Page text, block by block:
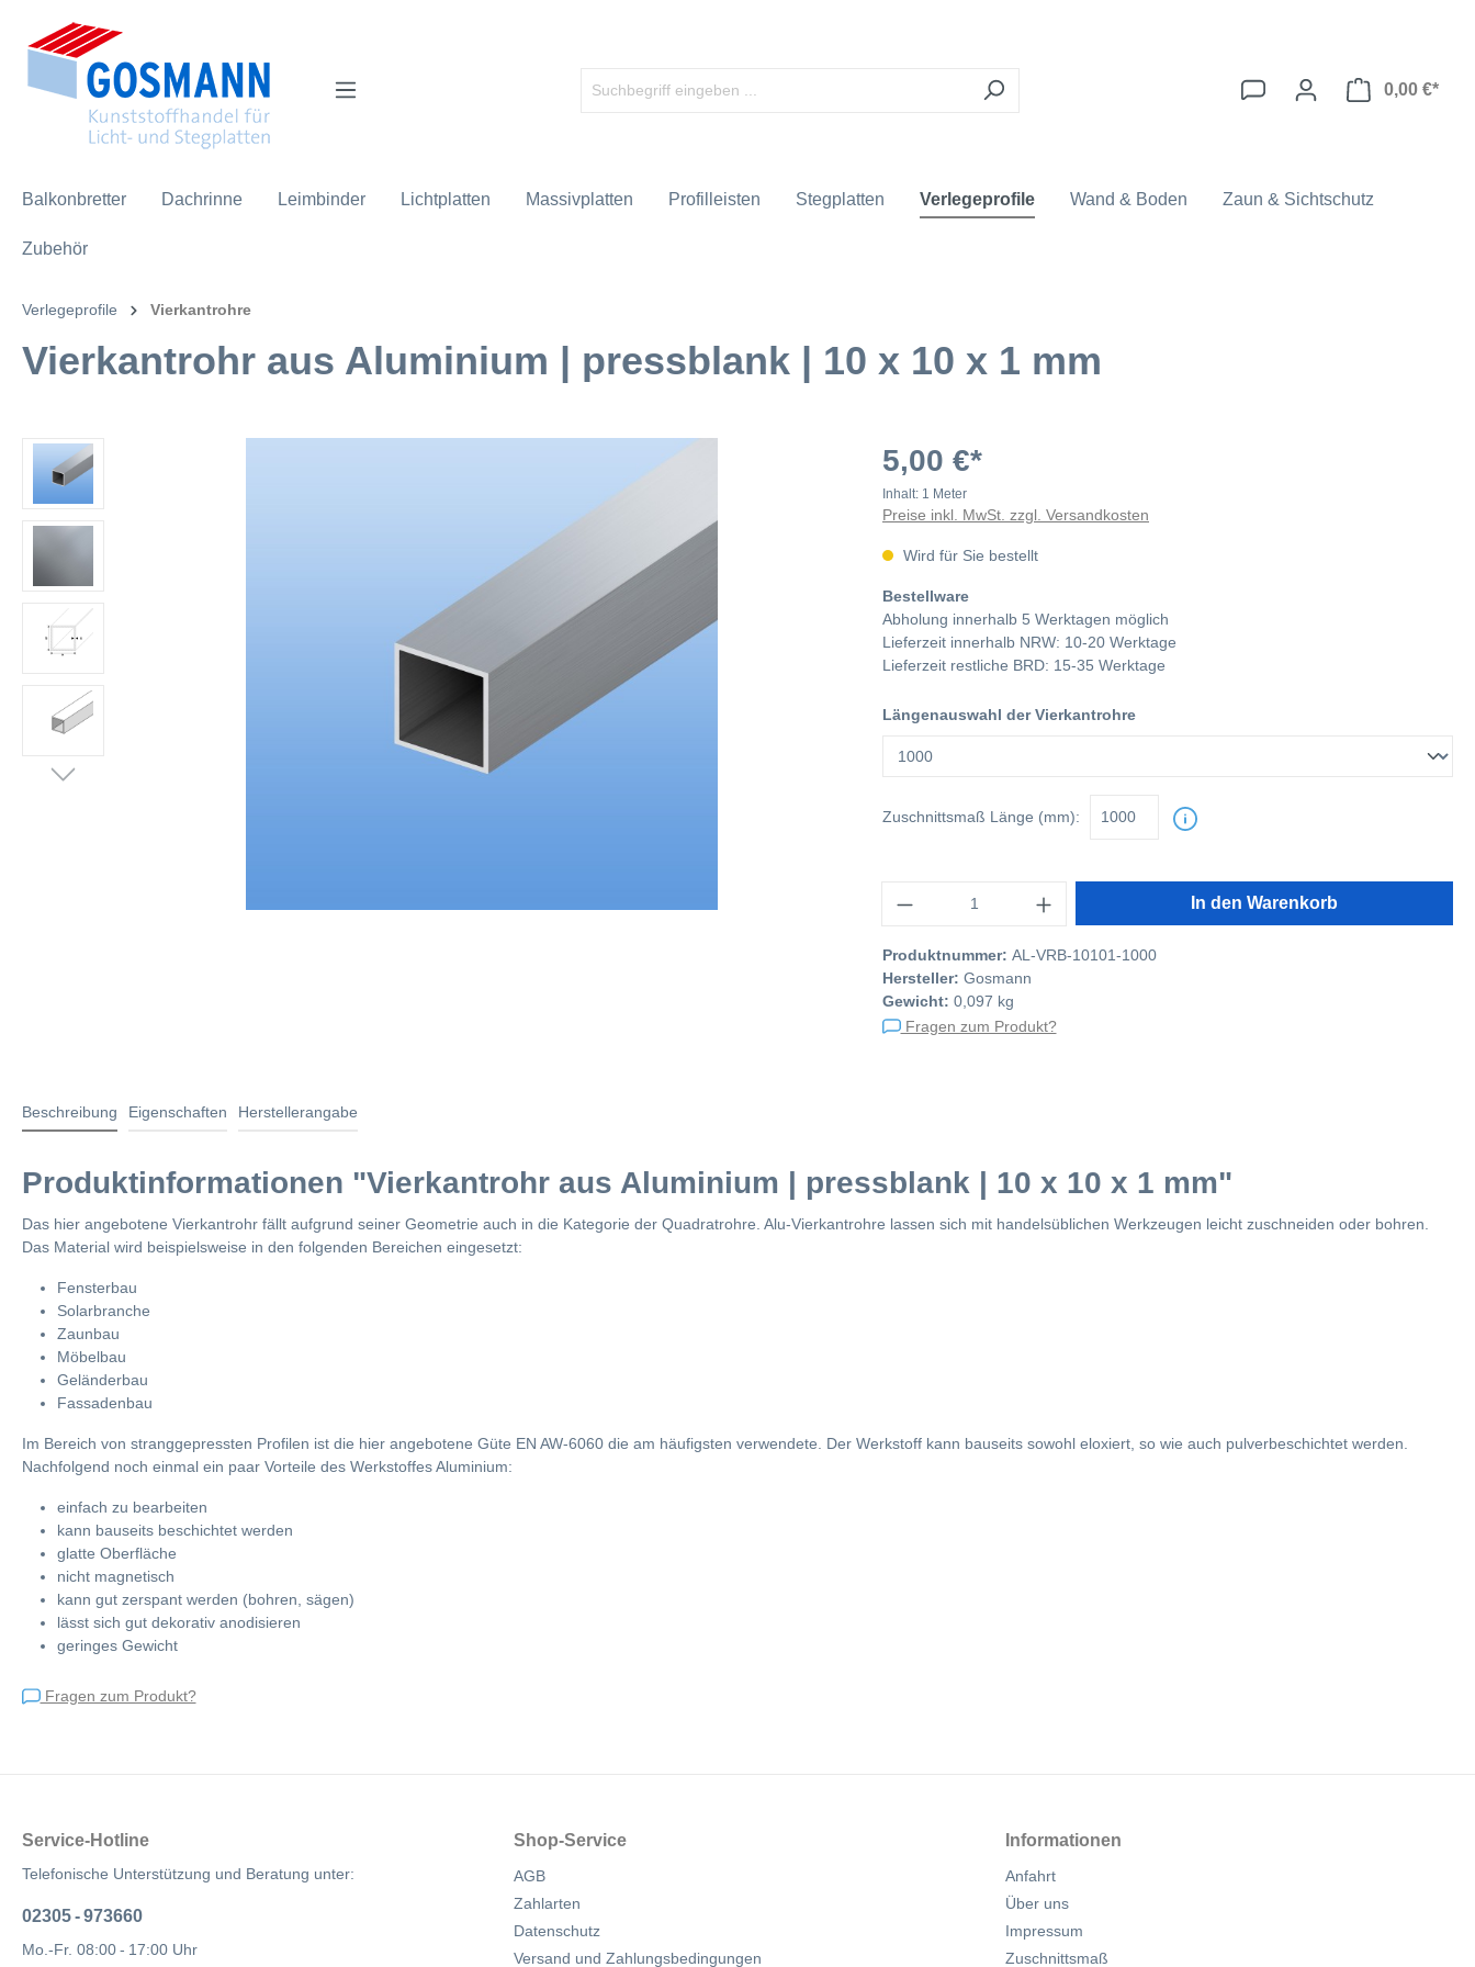
springen
0,00 €*
Balkonbretter Dachrinne Leimbinder Lichtplatten Massivplatten Profilleisten Stegplatten Verlegeprofile Wand & Boden Zaun & Sichtschutz
Zubehör
Verlegeprofile Vierkantrohre
Vierkantrohr aus Aluminium | pressblank | 10 x 10 x 1 mm
5,00 €*
Inhalt: 1 Meter
Preise inkl. MwSt. zzgl. Versandkosten
Wird für Sie bestellt
Bestellware
Abholung innerhalb 5 Werktagen möglich
Lieferzeit innerhalb NRW: 10-20 Werktage
Lieferzeit restliche BRD: 15-35 Werktage
Längenauswahl der Vierkantrohre
Zuschnittsmaß Länge (mm):
In den Warenkorb
Produktnummer: AL-VRB-10101-1000
Hersteller: Gosmann
Gewicht: 0,097 kg
Fragen zum Produkt?
Beschreibung Eigenschaften Herstellerangabe
Produktinformationen "Vierkantrohr aus Aluminium | pressblank | 10 x 10 x 1 mm"
Das hier angebotene Vierkantrohr fällt aufgrund seiner Geometrie auch in die Kategorie der Quadratrohre. Alu-Vierkantrohre lassen sich mit handelsüblichen Werkzeugen leicht zuschneiden oder bohren.
Das Material wird beispielsweise in den folgenden Bereichen eingesetzt:
Fensterbau
Solarbranche
Zaunbau
Möbelbau
Geländerbau
Fassadenbau
Im Bereich von stranggepressten Profilen ist die hier angebotene Güte EN AW-6060 die am häufigsten verwendete. Der Werkstoff kann bauseits sowohl eloxiert, so wie auch pulverbeschichtet werden.
Nachfolgend noch einmal ein paar Vorteile des Werkstoffes Aluminium:
einfach zu bearbeiten
kann bauseits beschichtet werden
glatte Oberfläche
nicht magnetisch
kann gut zerspant werden (bohren, sägen)
lässt sich gut dekorativ anodisieren
geringes Gewicht
Fragen zum Produkt?
Service-Hotline
Telefonische Unterstützung und Beratung unter:
02305 - 973660
Mo.-Fr. 08:00 - 17:00 Uhr
Shop-Service
AGB
Zahlarten
Datenschutz
Versand und Zahlungsbedingungen
Informationen
Anfahrt
Über uns
Impressum
Zuschnittsmaß